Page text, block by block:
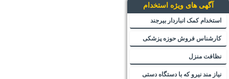
آگهی های ویژه استخدام
استخدام کمک انباردار بیرجند
کارشناس فروش حوزه پزشکی
نظافت منزل
نیاز مند نیرو که با دستگاه دستی